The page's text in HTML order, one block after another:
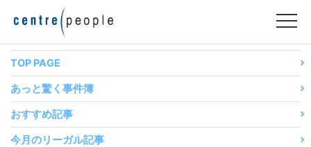
テ
TOP PAGE
あっと驚く事件簿
おすすめ記事
今月のリーガル記事